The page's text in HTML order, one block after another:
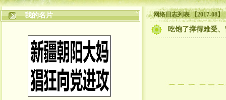
我的名片 网络日志列表 【2017-08】
吃饱了撑得难受